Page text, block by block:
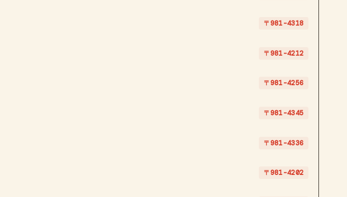
〒981-4318
〒981-4212
〒981-4256
〒981-4345
〒981-4336
〒981-4202